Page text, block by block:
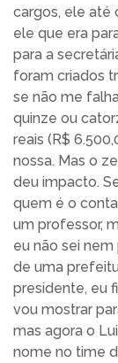
cargos, ele até
ele que era
para a
foram criados
se não me
quinze ou
reais (R$
nossa. Mas o
deu impacto.
quem é o
um professor,
eu não sei
de uma
presidente, eu
vou mostrar
mas agora o
nome no time